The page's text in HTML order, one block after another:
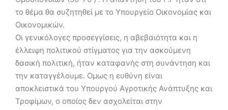
το θέμα θα συζητηθεί με το Υπουργείο Οικονομίας και
Οικονομικών.
Οι γενικόλογες προσεγγίσεις, η αβεβαιότητα και η
έλλειψη πολιτικού στίγματος για την ασκούμενη
δασική πολιτική, ήταν καταφανής στη συνάντηση και
την καταγγέλουμε. Ομως η ευθύνη είναι
αποκλειστικά του Υπουργού Αγροτικής Ανάπτυξης και
Τροφίμων, ο οποίος δεν ασχολείται στην